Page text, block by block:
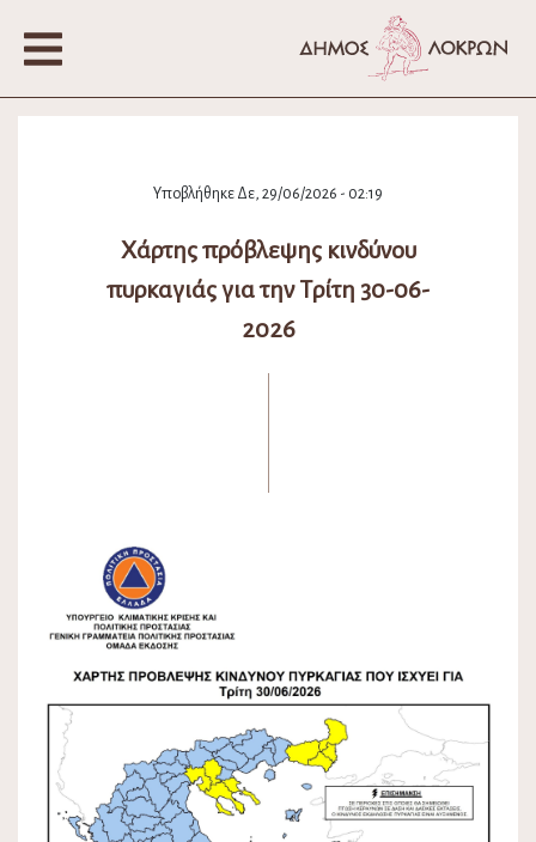
Υποβλήθηκε Δε, 29/06/2026 - 02:19
Xάρτης πρόβλεψης κινδύνου
πυρκαγιάς για την Τρίτη 30-06-
2026